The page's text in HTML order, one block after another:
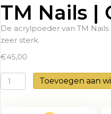
TM Nails |
De acrylpoeder van TM
zeer sterk.
€45,00
TM
Nails
Toevoegen aan